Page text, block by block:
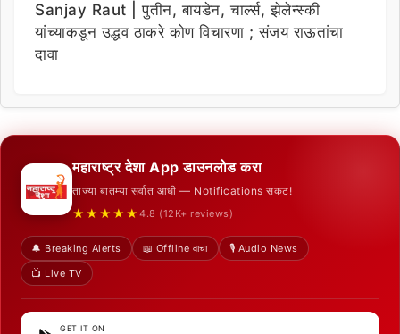
Sanjay Raut | पुतीन, बायडेन, चार्ल्स, झेलेन्स्की
यांच्याकडून उद्धव ठाकरे कोण विचारणा ; संजय राऊतांचा
दावा
महाराष्ट्र देशा App डाउनलोड करा
ताज्या बातम्या सर्वात आधी — Notifications सकट!
★★★★★ 4.8 (12K+ reviews)
🔔 Breaking Alerts 📖 Offline वाचा
🎙️ Audio News
📺 Live TV
GET IT ON